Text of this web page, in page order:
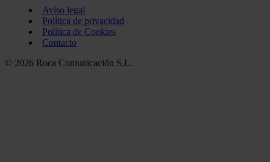
Aviso legal
Política de privacidad
Política de Cookies
Contacto
© 2026 Roca Comunicación S.L.